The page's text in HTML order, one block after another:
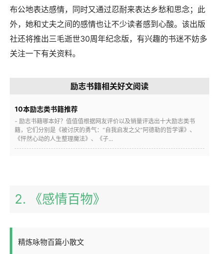
布公地表达感情，同时又通过忍耐来表达乡愁和思念；此
外，她和丈夫之间的感情也让不少读者感到心酸。该出版
社还将推出三毛逝世30周年纪念版，有兴趣的书迷不妨多
关注一下有关资料。
励志书籍相关好文阅读
10本励志类书籍推荐
- 励志书籍哪本好？值值值根据网友评价以及销量评选出十大励志类书
籍，它们分别是《被讨厌的勇气：“自我启发之父”阿德勒的哲学课》、
《怦然心动的人生整理魔法》、《子...
2. 《感情百物》
精炼咏物百篇小散文